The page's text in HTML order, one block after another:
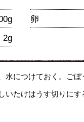
卵
2g
水につけておく。ご
いたけはうす切りにす